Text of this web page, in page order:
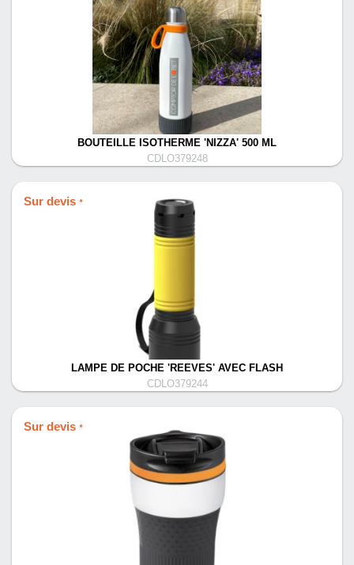
BOUTEILLE ISOTHERME 'NIZZA' 500 ML
CDLO379248
Sur devis *
LAMPE DE POCHE 'REEVES' AVEC FLASH
CDLO379244
Sur devis *